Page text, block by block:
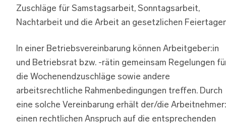
Zuschläge für Samstagsarbeit, Sonntagsarbeit,
Nachtarbeit und die Arbeit an gesetzlichen
In einer Betriebsvereinbarung können Arbeitgeber:in
und Betriebsrat bzw. -rätin gemeinsam Regelungen
die Wochenendzuschläge sowie andere
arbeitsrechtliche Rahmenbedingungen treffen. Durch
eine solche Vereinbarung erhält der/die
einen rechtlichen Anspruch auf die entsprechenden